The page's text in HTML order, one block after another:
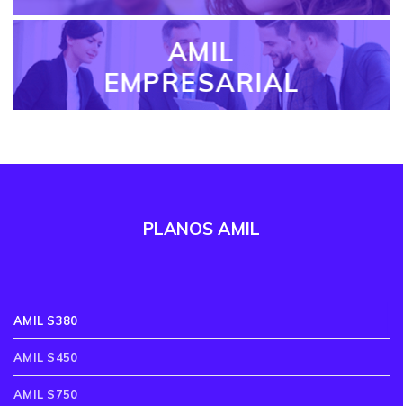
AMIL
EMPRESARIAL
PLANOS AMIL
AMIL S380
AMIL S450
AMIL S750